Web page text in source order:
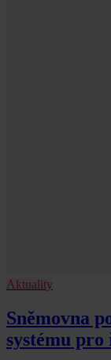
Aktuality
Sněmovna
systému pro